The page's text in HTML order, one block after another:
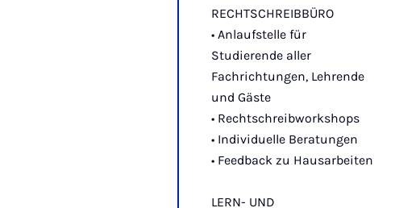
RECHTSCHREIBBÜRO
• Anlaufstelle für
Studierende aller
Fachrichtungen, Lehrende
und Gäste
• Rechtschreibworkshops
• Individuelle Beratungen
• Feedback zu Hausarbeiten
LERN- UND